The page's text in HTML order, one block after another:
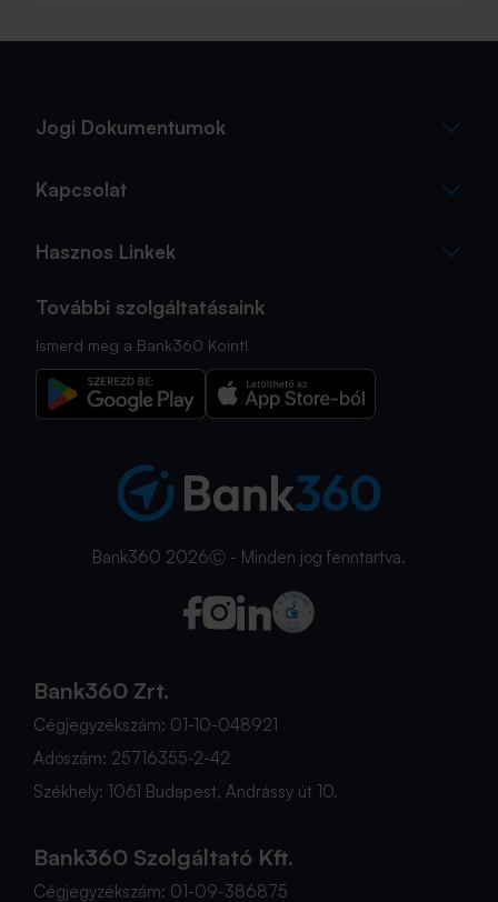
sokszor az utolsó pillanatra marad.
Jogi Dokumentumok
Kapcsolat
Hasznos Linkek
További szolgáltatásaink
Ismerd meg a Bank360 Koint!
Bank360 2026Ⓒ - Minden jog fenntartva.
Bank360 Zrt.
Cégjegyzékszám: 01-10-048921
Adószám: 25716355-2-42
Székhely: 1061 Budapest, Andrássy út 10.
Bank360 Szolgáltató Kft.
Cégjegyzékszám: 01-09-386875